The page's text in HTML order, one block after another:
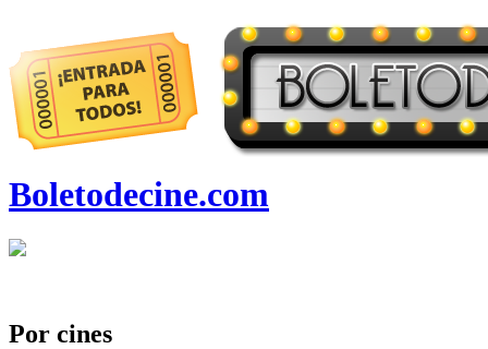
Boletodecine.com
Por cines